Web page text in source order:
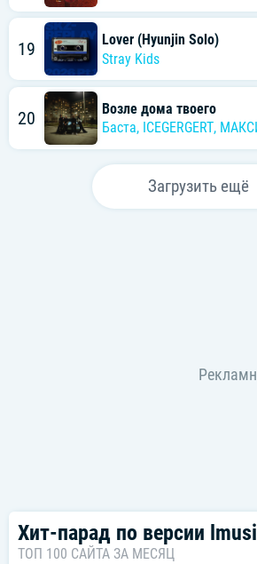
Хит-парад по версии
ТОП 100 САЙТА ЗА МЕСЯЦ
19
Lover (Hyunjin Solo)
Stray Kids
20
Возле дома твоего
Баста, ICEGERGERT,
Загрузить ещё